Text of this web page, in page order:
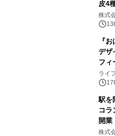
皮4
株式
13
『
デザ
フィ
い、
ン。
ライ
17
駅を
コラ
開業
株式